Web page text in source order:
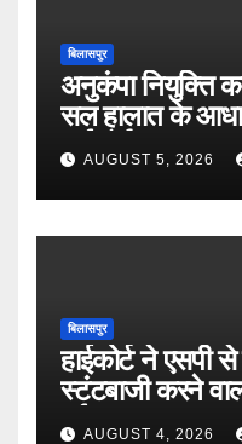
बिलासपुर
अनुकंपा नियुक्ति
सल हालात के
हाईकोर्ट
AUGUST 5, 2026
बिलासपुर
हाईकोर्ट ने एसपी
स्टंटबाजी करने
हुई AUGUST 4, 2026